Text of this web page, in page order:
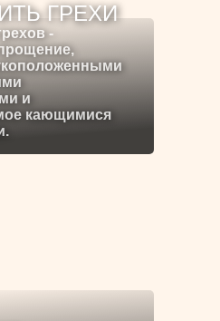
ГРЕХИ
-
и
кающимися